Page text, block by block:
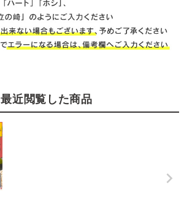
最近閲覧した商品